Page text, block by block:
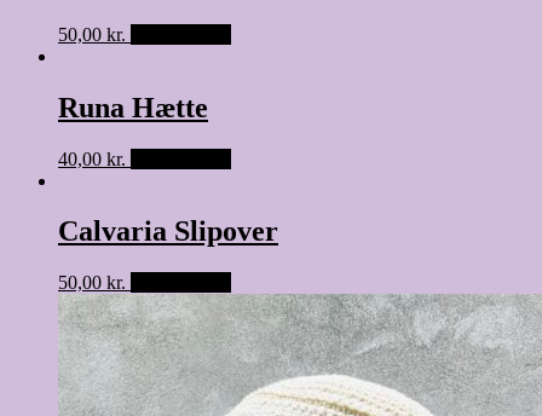
50,00 kr.
Runa Hætte
40,00 kr.
Calvaria Slipover
50,00 kr.